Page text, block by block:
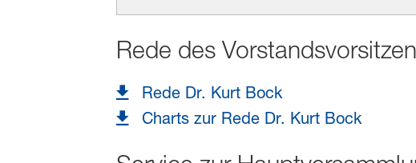
Rede des
Rede Dr. Kurt Bock
Charts zur Rede Dr. Kurt Bock